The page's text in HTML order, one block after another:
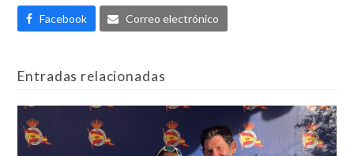
Facebook Correo electrónico
Entradas relacionadas